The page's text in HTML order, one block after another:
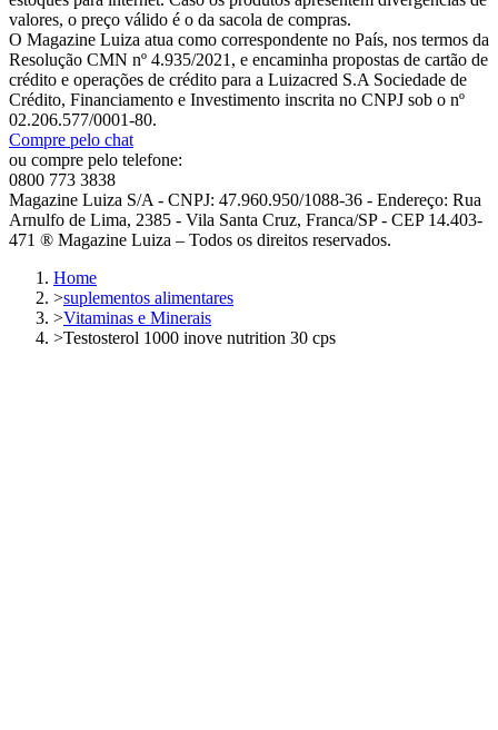
valores, o preço válido é o da sacola de compras.
O Magazine Luiza atua como correspondente no País, nos termos da
Resolução CMN nº 4.935/2021, e encaminha propostas de cartão de
crédito e operações de crédito para a Luizacred S.A Sociedade de
Crédito, Financiamento e Investimento inscrita no CNPJ sob o nº
02.206.577/0001-80.
Compre pelo chat
ou compre pelo telefone:
0800 773 3838
Magazine Luiza S/A - CNPJ: 47.960.950/1088-36 - Endereço: Rua
Arnulfo de Lima, 2385 - Vila Santa Cruz, Franca/SP - CEP 14.403-
471 ® Magazine Luiza – Todos os direitos reservados.
Home
>suplementos alimentares
>Vitaminas e Minerais
>Testosterol 1000 inove nutrition 30 cps